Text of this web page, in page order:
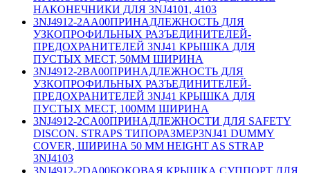
НАКОНЕЧНИКИ ДЛЯ 3NJ4101, 4103
3NJ4912-2AA00ПРИНАДЛЕЖНОСТЬ ДЛЯ
УЗКОПРОФИЛЬНЫХ РАЗЪЕДИНИТЕЛЕЙ-
ПРЕДОХРАНИТЕЛЕЙ 3NJ41 КРЫШКА ДЛЯ
ПУСТЫХ МЕСТ, 50MM ШИРИНА
3NJ4912-2BA00ПРИНАДЛЕЖНОСТЬ ДЛЯ
УЗКОПРОФИЛЬНЫХ РАЗЪЕДИНИТЕЛЕЙ-
ПРЕДОХРАНИТЕЛЕЙ 3NJ41 КРЫШКА ДЛЯ
ПУСТЫХ МЕСТ, 100MM ШИРИНА
3NJ4912-2CA00ПРИНАДЛЕЖНОСТИ ДЛЯ SAFETY
DISCON. STRAPS ТИПОРАЗМЕР3NJ41 DUMMY
COVER, ШИРИНА 50 MM HEIGHT AS STRAP
3NJ4103
3NJ4912-2DA00БОКОВАЯ КРЫШКА СУППОРТ ДЛЯ